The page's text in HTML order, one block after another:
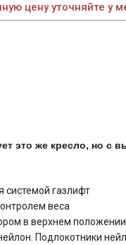
цену уточняйте у
это же кресло, но c
системой газлифт
веса
в верхнем положении
Подлокотники